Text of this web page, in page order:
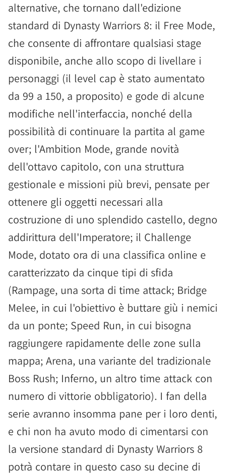
alternative, che tornano dall'edizione
standard di Dynasty Warriors 8: il Free Mode,
che consente di affrontare qualsiasi stage
disponibile, anche allo scopo di livellare i
personaggi (il level cap è stato aumentato
da 99 a 150, a proposito) e gode di alcune
modifiche nell'interfaccia, nonché della
possibilità di continuare la partita al game
over; l'Ambition Mode, grande novità
dell'ottavo capitolo, con una struttura
gestionale e missioni più brevi, pensate per
ottenere gli oggetti necessari alla
costruzione di uno splendido castello, degno
addirittura dell'Imperatore; il Challenge
Mode, dotato ora di una classifica online e
caratterizzato da cinque tipi di sfida
(Rampage, una sorta di time attack; Bridge
Melee, in cui l'obiettivo è buttare giù i nemici
da un ponte; Speed Run, in cui bisogna
raggiungere rapidamente delle zone sulla
mappa; Arena, una variante del tradizionale
Boss Rush; Inferno, un altro time attack con
numero di vittorie obbligatorio). I fan della
serie avranno insomma pane per i loro denti,
e chi non ha avuto modo di cimentarsi con
la versione standard di Dynasty Warriors 8
potrà contare in questo caso su decine di